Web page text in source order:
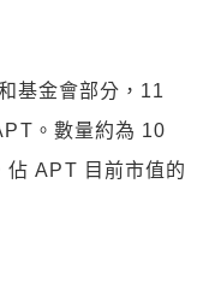
基金會部分，11
。數量約為 10
佔 APT 目前市值的